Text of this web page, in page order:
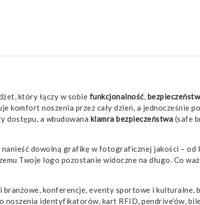
który łączy w sobie funkcjonalność,
komfort noszenia przez cały dzień, a jednocześnie
dostępu, a wbudowana klamra bezpieczeństwa (safe
nanieść dowolną grafikę w fotograficznej jakości –
Twoje logo pozostanie widoczne na długo. Co
konferencje, eventy sportowe i kulturalne,
noszenia identyfikatorów, kart RFID, pendrive’ów,